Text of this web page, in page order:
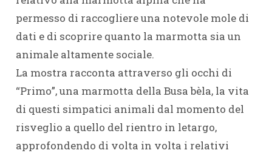
permesso di raccogliere una notevole mole di
dati e di scoprire quanto la marmotta sia un
animale altamente sociale.
La mostra racconta attraverso gli occhi di
“Primo”, una marmotta della Busa bèla, la vita
di questi simpatici animali dal momento del
risveglio a quello del rientro in letargo,
approfondendo di volta in volta i relativi